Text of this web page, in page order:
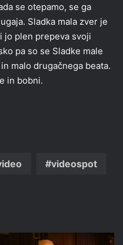
se otepamo, se ga
Sladka mala zver je
jo plen prepeva svoji
pa so se Sladke male
malo drugačnega beata.
in bobni.
videospot